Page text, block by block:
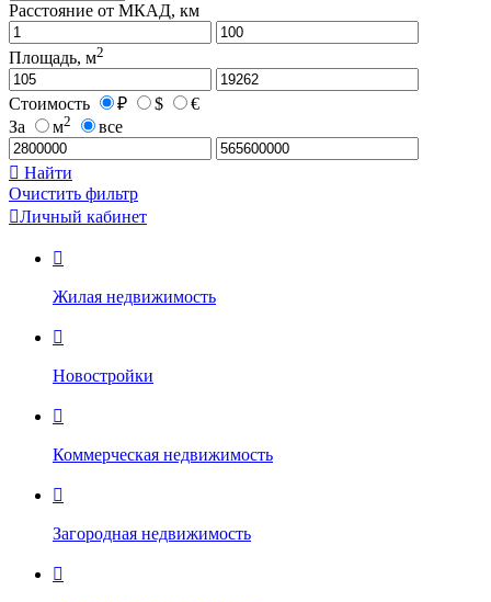
Расстояние от МКАД, км
Площадь, м2
Стоимость ₽ $
€
За
м2 все
 Найти
Очистить фильтр
Личный кабинет

Жилая недвижимость

Новостройки

Коммерческая недвижимость

Загородная недвижимость
